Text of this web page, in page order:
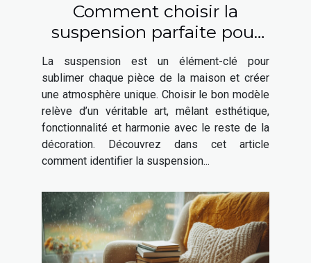
Comment choisir la
suspension parfaite pour
chaque espace de votre
maison ?
La suspension est un élément-clé pour
sublimer chaque pièce de la maison et créer
une atmosphère unique. Choisir le bon modèle
relève d’un véritable art, mêlant esthétique,
fonctionnalité et harmonie avec le reste de la
décoration. Découvrez dans cet article
comment identifier la suspension...